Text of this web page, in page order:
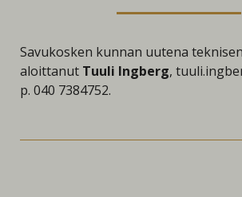
Savukosken kunnan uutena
aloittanut Tuuli Ingberg,
p. 040 7384752.